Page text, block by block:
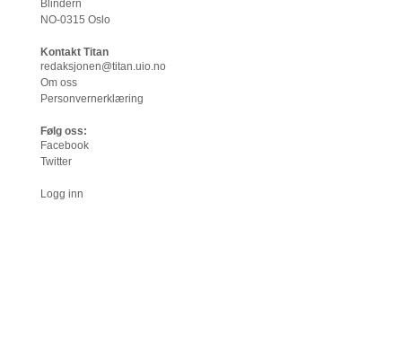
Blindern
NO-0315 Oslo
Kontakt Titan
redaksjonen@titan.uio.no
Om oss
Personvernerklæring
Følg oss:
Facebook
Twitter
Logg inn